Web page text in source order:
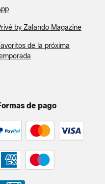
by Zalando Magazine
de la próxima
de pago